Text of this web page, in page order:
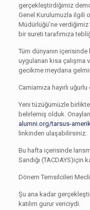
gerçekleştirdiğimiz
Genel Kurulumuzla ilgili
Müdürlüğü’ne
bir sureti tarafımıza
Tüm dünyanın
uygulanan kısa
gecikme meydana
Camiamıza hayırlı
Yeni tüzüğümüzle
belirlemiş olduk.
alumni.org/tarsus-
linkinden ulaşabilirsiniz.
Bu hafta içerisinde
Sandığı (TACDAYS)için
Dönem Temsilcileri
Şu ana kadar
katılım gurur vericiydi.